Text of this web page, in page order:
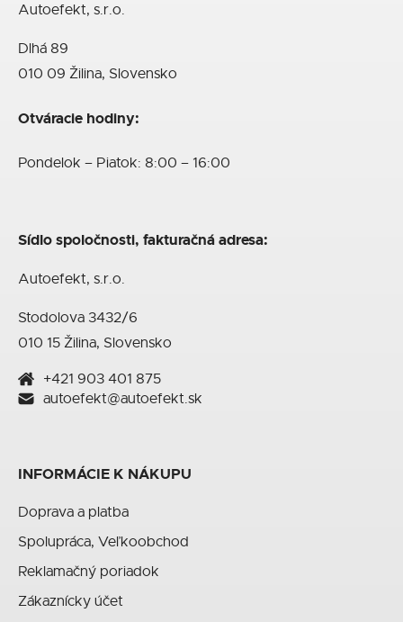
Autoefekt, s.r.o.
Dlhá 89
010 09 Žilina, Slovensko
Otváracie hodiny:
Pondelok – Piatok: 8:00 – 16:00
Sídlo spoločnosti, fakturačná adresa:
Autoefekt, s.r.o.
Stodolova 3432/6
010 15 Žilina, Slovensko
+421 903 401 875
autoefekt@autoefekt.sk
INFORMÁCIE K NÁKUPU
Doprava a platba
Spolupráca, Veľkoobchod
Reklamačný poriadok
Zákaznícky účet